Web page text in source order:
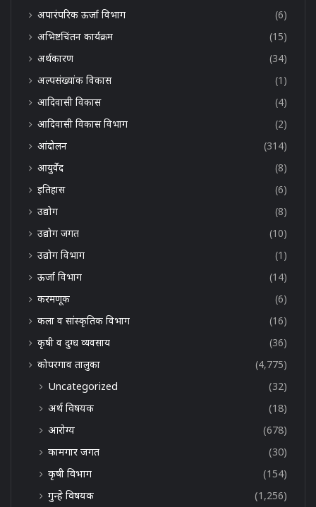
अपारंपरिक ऊर्जा विभाग
(6)
अभिष्टचिंतन कार्यक्रम
(15)
अर्थकारण
(34)
अल्पसंख्यांक विकास
(1)
आदिवासी विकास
(4)
आदिवासी विकास विभाग
(2)
आंदोलन
(314)
आयुर्वेद
(8)
इतिहास
(6)
उद्योग
(8)
उद्योग जगत
(10)
उद्योग विभाग
(1)
ऊर्जा विभाग
(14)
करमणूक
(6)
कला व सांस्कृतिक विभाग
(16)
कृषी व दुग्ध व्यवसाय
(36)
कोपरगाव तालुका
(4,775)
Uncategorized
(32)
अर्थ विषयक
(18)
आरोग्य
(678)
कामगार जगत
(30)
कृषी विभाग
(154)
गुन्हे विषयक
(1,256)